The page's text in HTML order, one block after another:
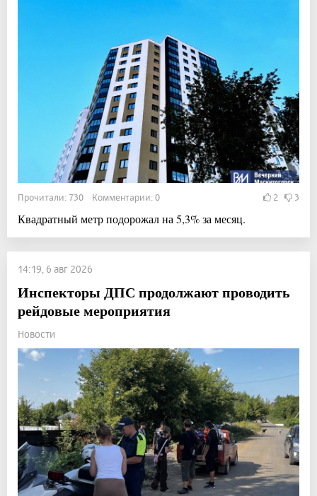
Прочитали: 730 Комментарии: 0 2 3
Квадратный метр подорожал на 5,3% за месяц.
14:19, 6 авг 2026
Инспекторы ДПС продолжают проводить
рейдовые мероприятия
Новости